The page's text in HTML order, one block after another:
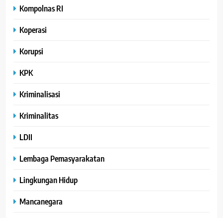
Kompolnas RI
Koperasi
Korupsi
KPK
Kriminalisasi
Kriminalitas
LDII
Lembaga Pemasyarakatan
Lingkungan Hidup
Mancanegara